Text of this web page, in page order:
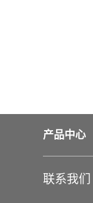
产品中心
联系我们